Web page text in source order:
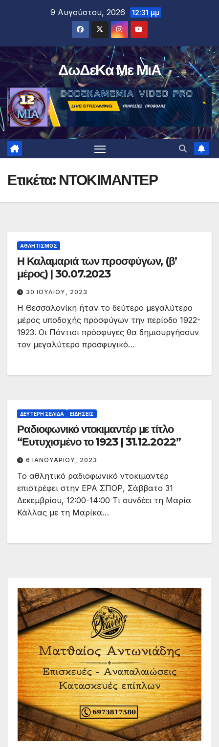
9 Αυγούστου, 2026 12:31 μμ
ΔωΔεΚα Με ΜιΑ
Ετικέτα: ΝΤΟΚΙΜΑΝΤΕΡ
ΑΘΛΗΤΙΣΜΌΣ
Η Καλαμαριά των προσφύγων, (β’
μέρος) | 30.07.2023
30 ΙΟΥΛΊΟΥ, 2023
Η Θεσσαλονίκη ήταν το δεύτερο μεγαλύτερο
μέρος υποδοχής προσφύγων την περίοδο 1922-
1923. Οι Πόντιοι πρόσφυγες θα δημιουργήσουν
τον μεγαλύτερο προσφυγικό…
ΔΕΎΤΕΡΗ ΣΕΛΊΔΑ ΕΙΔΉΣΕΙΣ
Ραδιοφωνικό ντοκιμαντέρ με τίτλο
“Ευτυχισμένο το 1923 | 31.12.2022”
6 ΙΑΝΟΥΑΡΊΟΥ, 2023
Το αθλητικό ραδιοφωνικό ντοκιμαντέρ
επιστρέφει στην ΕΡΑ ΣΠΟΡ, Σάββατο 31
Δεκεμβρίου, 12:00-14:00 Τι συνδέει τη Μαρία
Κάλλας με τη Μαρίκα…